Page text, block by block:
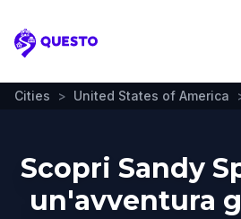
Questo
Cities > United States of America
Scopri Sandy
un'avventura